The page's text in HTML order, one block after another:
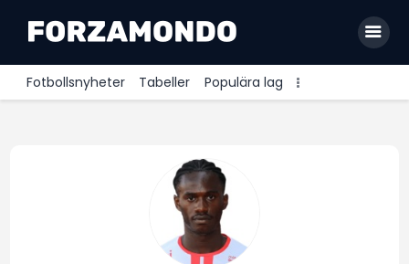
Fotbollsnyheter Tabeller Populära lag
Premier League
Bundesliga